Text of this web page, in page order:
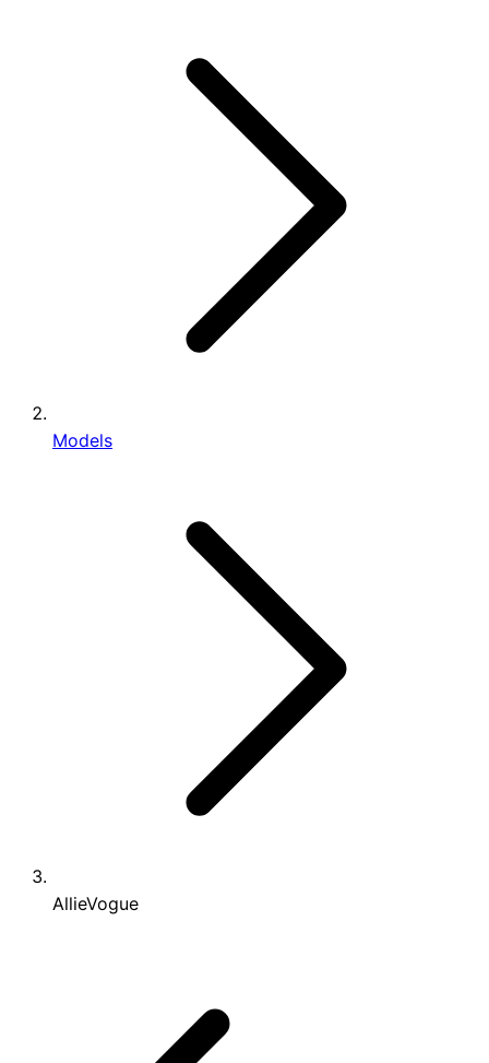
Models
AllieVogue